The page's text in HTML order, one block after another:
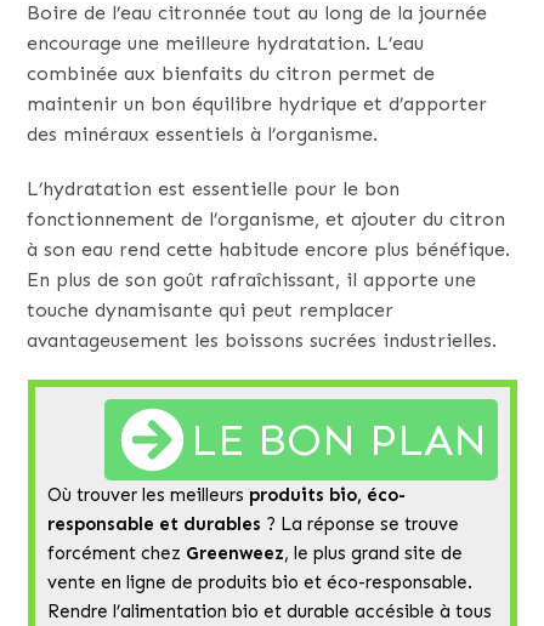
Boire de l’eau citronnée tout au long de la journée
encourage une meilleure hydratation. L’eau
combinée aux bienfaits du citron permet de
maintenir un bon équilibre hydrique et d’apporter
des minéraux essentiels à l’organisme.
L’hydratation est essentielle pour le bon
fonctionnement de l’organisme, et ajouter du citron
à son eau rend cette habitude encore plus bénéfique.
En plus de son goût rafraîchissant, il apporte une
touche dynamisante qui peut remplacer
avantageusement les boissons sucrées industrielles.
LE BON PLAN
Où trouver les meilleurs produits bio, éco-
responsable et durables ? La réponse se trouve
forcément chez Greenweez, le plus grand site de
vente en ligne de produits bio et éco-responsable.
Rendre l’alimentation bio et durable accésible à tous